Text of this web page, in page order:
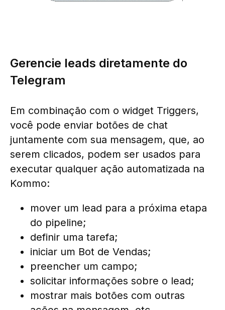
Gerencie leads diretamente do
Telegram
Em combinação com o widget Triggers,
você pode enviar botões de chat
juntamente com sua mensagem, que, ao
serem clicados, podem ser usados para
executar qualquer ação automatizada na
Kommo:
mover um lead para a próxima etapa
do pipeline;
definir uma tarefa;
iniciar um Bot de Vendas;
preencher um campo;
solicitar informações sobre o lead;
mostrar mais botões com outras